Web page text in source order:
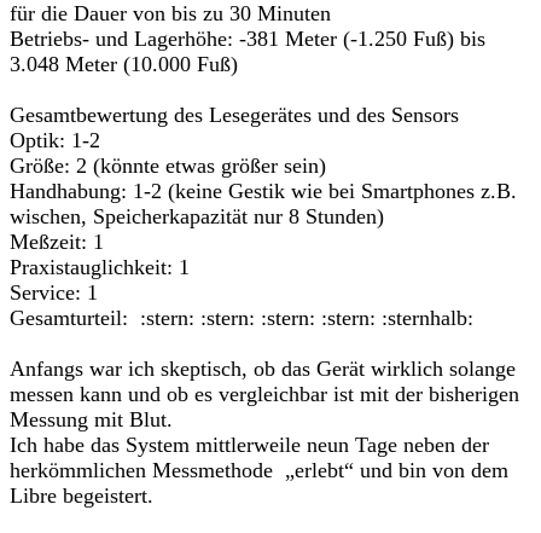
für die Dauer von bis zu 30 Minuten
Betriebs- und Lagerhöhe: -381 Meter (-1.250 Fuß) bis
3.048 Meter (10.000 Fuß)
Gesamtbewertung des Lesegerätes und des Sensors
Optik: 1-2
Größe: 2 (könnte etwas größer sein)
Handhabung: 1-2 (keine Gestik wie bei Smartphones z.B.
wischen, Speicherkapazität nur 8 Stunden)
Meßzeit: 1
Praxistauglichkeit: 1
Service: 1
Gesamturteil: :stern: :stern: :stern: :stern: :sternhalb:
Anfangs war ich skeptisch, ob das Gerät wirklich solange
messen kann und ob es vergleichbar ist mit der bisherigen
Messung mit Blut.
Ich habe das System mittlerweile neun Tage neben der
herkömmlichen Messmethode „erlebt“ und bin von dem
Libre begeistert.